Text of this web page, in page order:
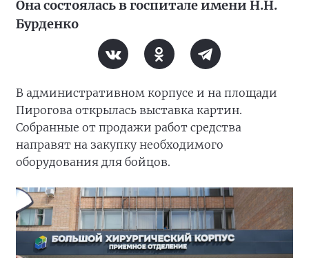
Она состоялась в госпитале имени Н.Н.
Бурденко
В административном корпусе и на площади
Пирогова открылась выставка картин.
Собранные от продажи работ средства
направят на закупку необходимого
оборудования для бойцов.